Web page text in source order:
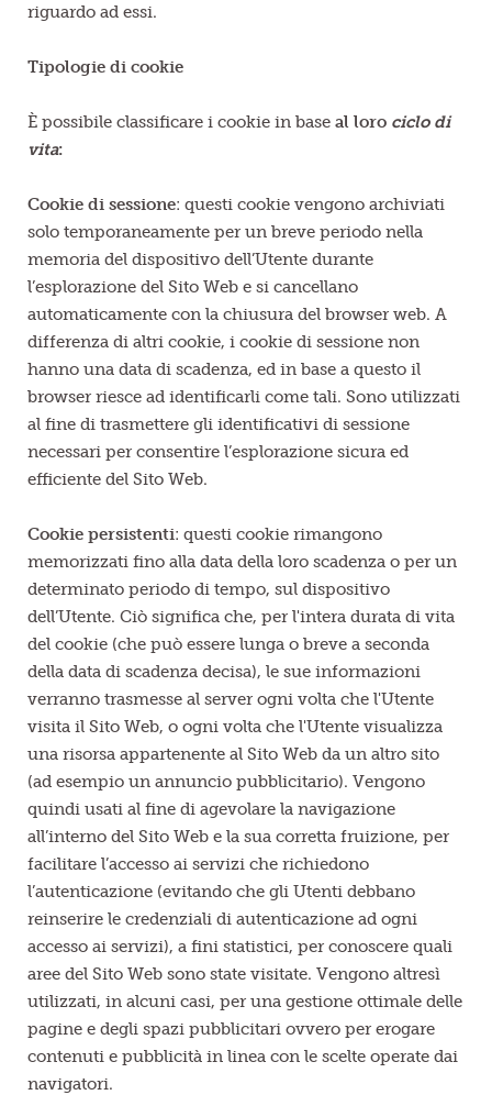
riguardo ad essi.
Tipologie di cookie
È possibile classificare i cookie in base al loro ciclo di
vita:
Cookie di sessione: questi cookie vengono archiviati
solo temporaneamente per un breve periodo nella
memoria del dispositivo dell’Utente durante
l’esplorazione del Sito Web e si cancellano
automaticamente con la chiusura del browser web. A
differenza di altri cookie, i cookie di sessione non
hanno una data di scadenza, ed in base a questo il
browser riesce ad identificarli come tali. Sono utilizzati
al fine di trasmettere gli identificativi di sessione
necessari per consentire l’esplorazione sicura ed
efficiente del Sito Web.
Cookie persistenti: questi cookie rimangono
memorizzati fino alla data della loro scadenza o per un
determinato periodo di tempo, sul dispositivo
dell’Utente. Ciò significa che, per l'intera durata di vita
del cookie (che può essere lunga o breve a seconda
della data di scadenza decisa), le sue informazioni
verranno trasmesse al server ogni volta che l'Utente
visita il Sito Web, o ogni volta che l'Utente visualizza
una risorsa appartenente al Sito Web da un altro sito
(ad esempio un annuncio pubblicitario). Vengono
quindi usati al fine di agevolare la navigazione
all’interno del Sito Web e la sua corretta fruizione, per
facilitare l’accesso ai servizi che richiedono
l’autenticazione (evitando che gli Utenti debbano
reinserire le credenziali di autenticazione ad ogni
accesso ai servizi), a fini statistici, per conoscere quali
aree del Sito Web sono state visitate. Vengono altresì
utilizzati, in alcuni casi, per una gestione ottimale delle
pagine e degli spazi pubblicitari ovvero per erogare
contenuti e pubblicità in linea con le scelte operate dai
navigatori.